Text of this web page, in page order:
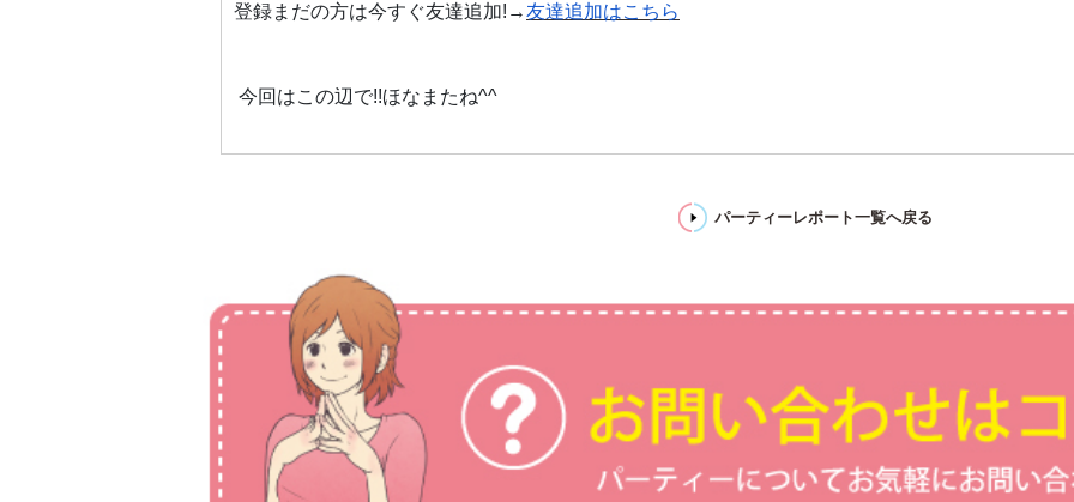
登録まだの方は今すぐ友達追加!→友達追加はこちら
今回はこの辺で!!ほなまたね^^
パーティーレポート一覧へ戻る